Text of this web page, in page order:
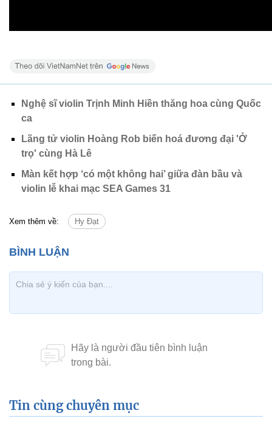
Nghệ sĩ violin Trịnh Minh Hiền thăng hoa cùng Quốc
ca
Lãng tử violin Hoàng Rob biến hoá đương đại 'Ở
trọ' cùng Hà Lê
Màn kết hợp ‘có một không hai’ giữa đàn bầu và
violin lễ khai mạc SEA Games 31
Xem thêm về: Hy Đạt
Tin cùng chuyên mục